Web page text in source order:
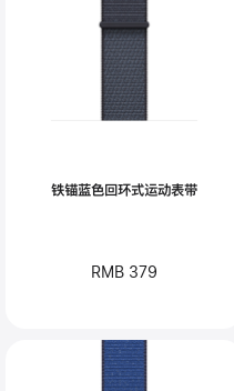
铁锚蓝色回环式运动表带
RMB 379